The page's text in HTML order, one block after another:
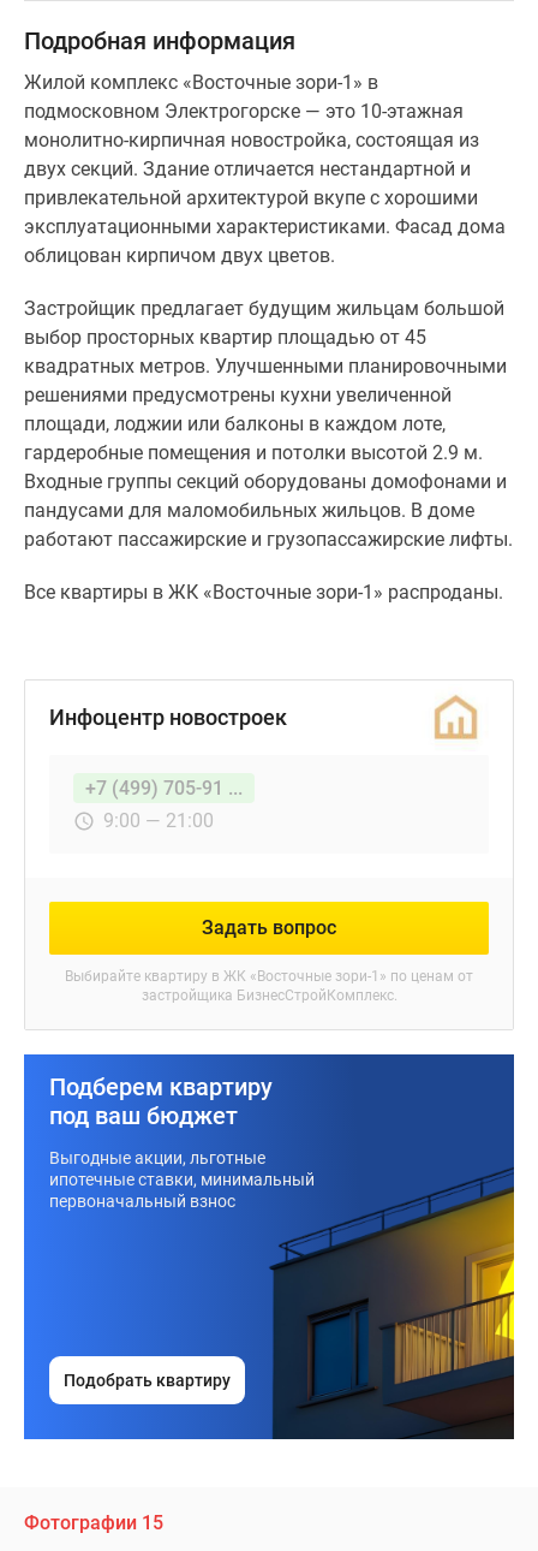
Подробная информация
Жилой комплекс «Восточные зори-1» в
подмосковном Электрогорске — это 10-этажная
монолитно-кирпичная новостройка, состоящая из
двух секций. Здание отличается нестандартной и
привлекательной архитектурой вкупе с хорошими
эксплуатационными характеристиками. Фасад дома
облицован кирпичом двух цветов.
Застройщик предлагает будущим жильцам большой
выбор просторных квартир площадью от 45
квадратных метров. Улучшенными планировочными
решениями предусмотрены кухни увеличенной
площади, лоджии или балконы в каждом лоте,
гардеробные помещения и потолки высотой 2.9 м.
Входные группы секций оборудованы домофонами и
пандусами для маломобильных жильцов. В доме
работают пассажирские и грузопассажирские лифты.
Все квартиры в ЖК «Восточные зори-1» распроданы.
Инфоцентр новостроек
+7 (499) 705-91 ...
9:00 — 21:00
Задать вопрос
Выбирайте квартиру в ЖК «Восточные зори-1» по ценам от
застройщика БизнесСтройКомплекс.
Подберем квартиру
под ваш бюджет
Выгодные акции, льготные
ипотечные ставки, минимальный
первоначальный взнос
Подобрать квартиру
Фотографии 15